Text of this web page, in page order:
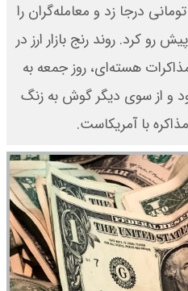
در کانال ۸۳ هزار تومانی درجا زد و معامله‌گران را
رو کرد. روند رنج بازار ارز در
هسته‌ای، روز جمعه به
و از سوی دیگر گوش‌ به زنگ
با آمریکاست.